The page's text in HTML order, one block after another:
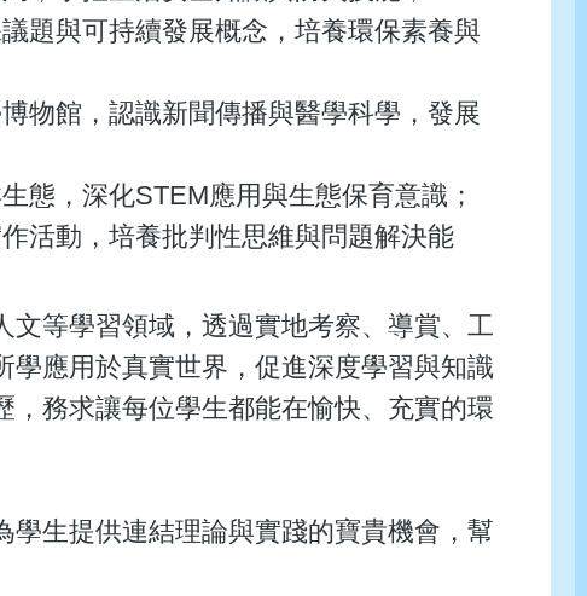
題與可持續發展概念，培養環保素養與
物館，認識新聞傳播與醫學科學，發展
態，深化STEM應用與生態保育意識；
活動，培養批判性思維與問題解決能
等學習領域，透過實地考察、導賞、工
應用於真實世界，促進深度學習與知識
務求讓每位學生都能在愉快、充實的環
生提供連結理論與實踐的寶貴機會，幫